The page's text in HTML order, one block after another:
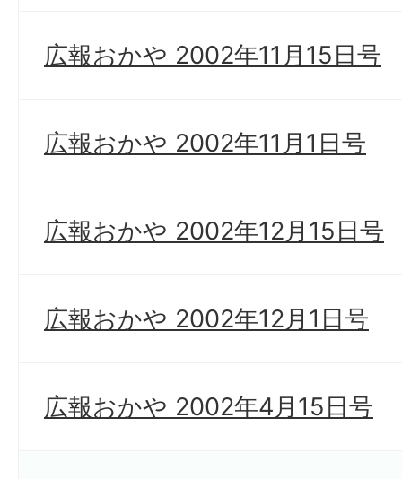
広報おかや 2002年11月15日号
広報おかや 2002年11月1日号
広報おかや 2002年12月15日号
広報おかや 2002年12月1日号
広報おかや 2002年4月15日号